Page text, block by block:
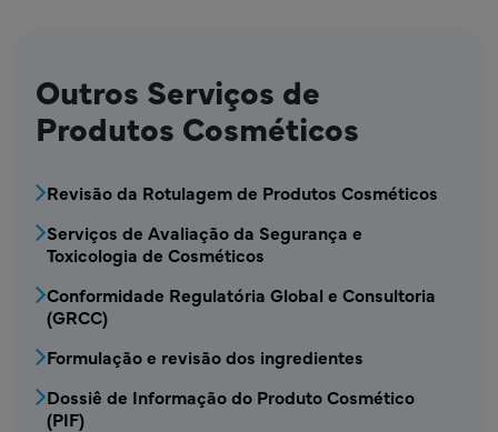
Outros Serviços de
Produtos Cosméticos
COS - Serviços de cosmética1 Menu
Revisão da Rotulagem de Produtos Cosméticos
Serviços de Avaliação da Segurança e
Toxicologia de Cosméticos
Conformidade Regulatória Global e Consultoria
(GRCC)
Formulação e revisão dos ingredientes
Dossiê de Informação do Produto Cosmético
(PIF)